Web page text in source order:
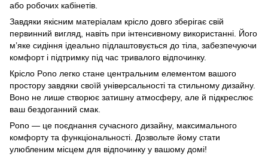
або робочих кабінетів.
Завдяки якісним матеріалам крісло довго зберігає свій
первинний вигляд, навіть при інтенсивному використанні. Його
м’яке сидіння ідеально підлаштовується до тіла, забезпечуючи
комфорт і підтримку під час тривалого відпочинку.
Крісло Pono легко стане центральним елементом вашого
простору завдяки своїй універсальності та стильному дизайну.
Воно не лише створює затишну атмосферу, але й підкреслює
ваш бездоганний смак.
Pono — це поєднання сучасного дизайну, максимального
комфорту та функціональності. Дозвольте йому стати
улюбленим місцем для відпочинку у вашому домі!